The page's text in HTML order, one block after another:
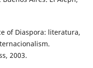
of Diaspora: literatura,
2003.